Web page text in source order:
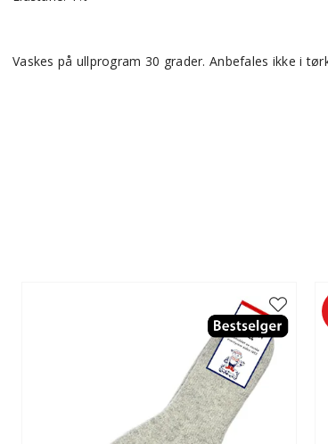
Vaskes på ullprogram 30 grader. Anbefales ikke i